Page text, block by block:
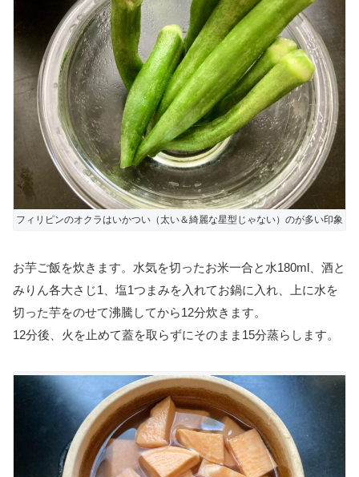
フィリピンのオクラはいかつい（太い＆綺麗な星型じゃない）のが多い印象
お芋ご飯を炊きます。水気を切ったお米一合と水180ml、酒と
みりん各大さじ1、塩1つまみを入れてお鍋に入れ、上に水を
切った芋をのせて沸騰してから12分炊きます。
12分後、火を止めて蓋を取らずにそのまま15分蒸らします。